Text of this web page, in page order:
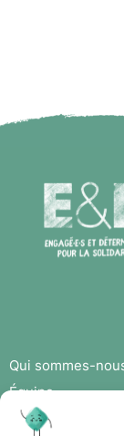
Qui sommes-
Équipe
Missions